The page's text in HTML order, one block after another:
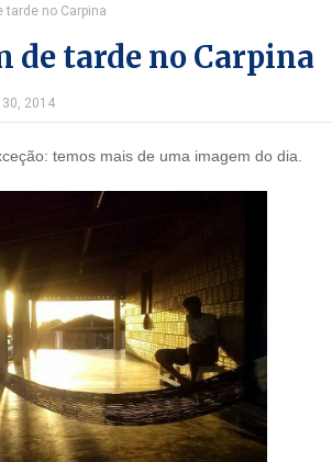
tarde no Carpina
de tarde no Carpina
30, 2014
temos mais de uma imagem do dia.